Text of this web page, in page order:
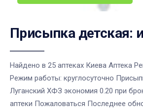
Присыпка детская:
Найдено в 25 аптеках Киева Аптека
Режим работы: круглосуточно
Луганский ХФЗ экономия 0.20 при
аптеки Пожаловаться Последнее